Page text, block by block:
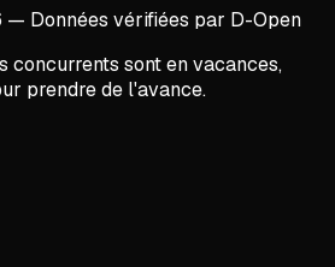
— Données vérifiées par D-Open
concurrents sont en vacances,
prendre de l'avance.